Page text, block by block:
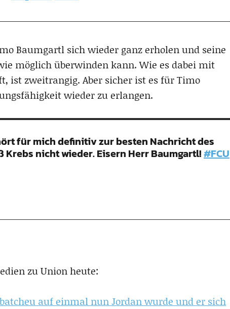
Baumgartl sich wieder ganz erholen und seine
möglich überwinden kann. Wie es dabei mit
ist zweitrangig. Aber sicher ist es für Timo
wieder zu erlangen.
für mich definitiv zur besten Nachricht des
nicht wieder. Eisern Herr Baumgartl!#FCU
zu Union heute:
auf einmal nun Jordan wurde und er sich